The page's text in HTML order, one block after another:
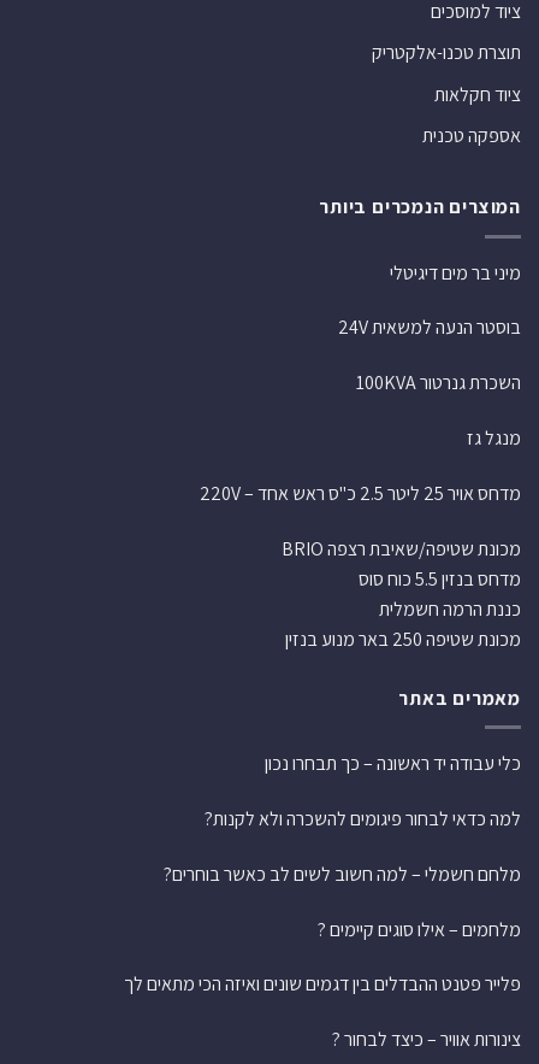
ציוד למוסכים
תוצרת טכנו-אלקטריק
ציוד חקלאות
אספקה טכנית
המוצרים הנמכרים ביותר
מיני בר מים דיגיטלי
בוסטר הנעה למשאית 24V
השכרת גנרטור 100KVA
מנגל גז
מדחס אויר 25 ליטר 2.5 כ"ס ראש אחד – 220V
מכונת שטיפה/שאיבת רצפה BRIO
מדחס בנזין 5.5 כוח סוס
כננת הרמה חשמלית
מכונת שטיפה 250 באר מנוע בנזין
מאמרים באתר
כלי עבודה יד ראשונה – כך תבחרו נכון
למה כדאי לבחור פיגומים להשכרה ולא לקנות?
מלחם חשמלי – למה חשוב לשים לב כאשר בוחרים?
מלחמים – אילו סוגים קיימים ?
פלייר פטנט ההבדלים בין דגמים שונים ואיזה הכי מתאים לך
צינורות אוויר – כיצד לבחור ?